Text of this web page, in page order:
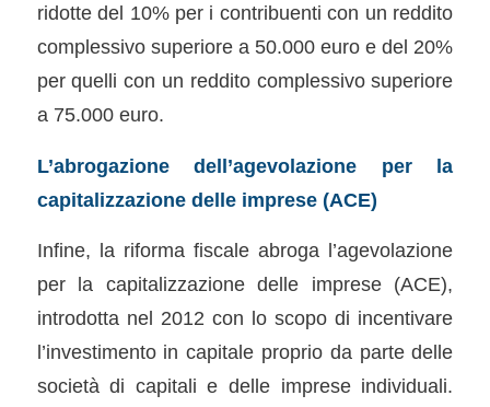
ridotte del 10% per i contribuenti con un reddito
complessivo superiore a 50.000 euro e del 20%
per quelli con un reddito complessivo superiore
a 75.000 euro.
L’abrogazione dell’agevolazione per la
capitalizzazione delle imprese (ACE)
Infine, la riforma fiscale abroga l’agevolazione
per la capitalizzazione delle imprese (ACE),
introdotta nel 2012 con lo scopo di incentivare
l’investimento in capitale proprio da parte delle
società di capitali e delle imprese individuali.